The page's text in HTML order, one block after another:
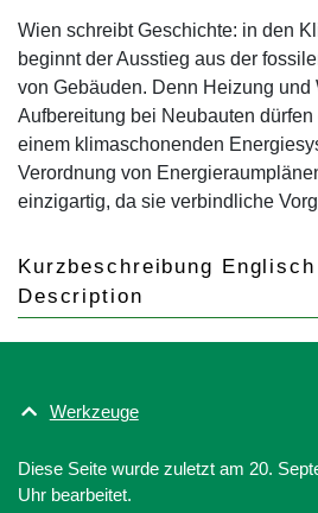
Wien schreibt Geschichte: in den
beginnt der Ausstieg aus der
von Gebäuden. Denn Heizung und
Aufbereitung bei Neubauten
einem klimaschonenden
Verordnung von
einzigartig, da sie verbindliche
Kurzbeschreibung
Description
Werkzeuge
Diese Seite wurde zuletzt am 20.
Uhr bearbeitet.